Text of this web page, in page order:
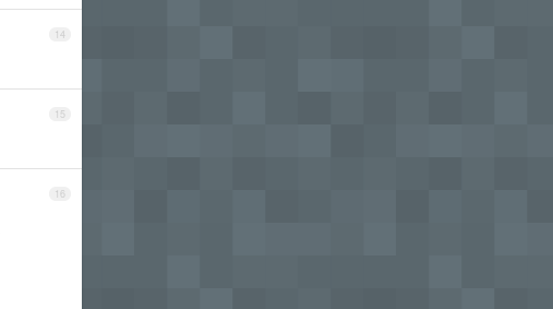
14
15
16